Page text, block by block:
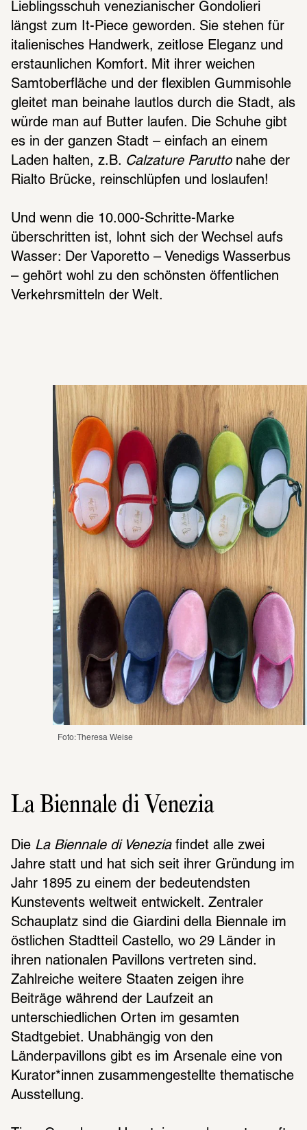
Lieblingsschuh venezianischer Gondolieri
längst zum It-Piece geworden. Sie stehen für
italienisches Handwerk, zeitlose Eleganz und
erstaunlichen Komfort. Mit ihrer weichen
Samtoberfläche und der flexiblen Gummisohle
gleitet man beinahe lautlos durch die Stadt, als
würde man auf Butter laufen. Die Schuhe gibt
es in der ganzen Stadt – einfach an einem
Laden halten, z.B. Calzature Parutto nahe der
Rialto Brücke, reinschlüpfen und loslaufen!
Und wenn die 10.000-Schritte-Marke
überschritten ist, lohnt sich der Wechsel aufs
Wasser: Der Vaporetto – Venedigs Wasserbus
– gehört wohl zu den schönsten öffentlichen
Verkehrsmitteln der Welt.
Foto: Theresa Weise
La Biennale di Venezia
Die La Biennale di Venezia findet alle zwei
Jahre statt und hat sich seit ihrer Gründung im
Jahr 1895 zu einem der bedeutendsten
Kunstevents weltweit entwickelt. Zentraler
Schauplatz sind die Giardini della Biennale im
östlichen Stadtteil Castello, wo 29 Länder in
ihren nationalen Pavillons vertreten sind.
Zahlreiche weitere Staaten zeigen ihre
Beiträge während der Laufzeit an
unterschiedlichen Orten im gesamten
Stadtgebiet. Unabhängig von den
Länderpavillons gibt es im Arsenale eine von
Kurator*innen zusammengestellte thematische
Ausstellung.